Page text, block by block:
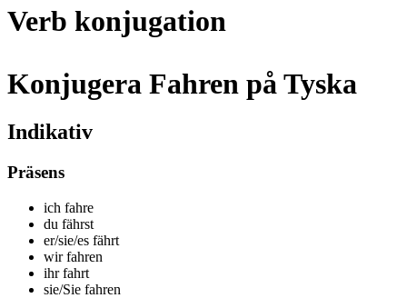
Verb konjugation
Konjugera Fahren på Tyska
Indikativ
Präsens
ich fahre
du fährst
er/sie/es fährt
wir fahren
ihr fahrt
sie/Sie fahren